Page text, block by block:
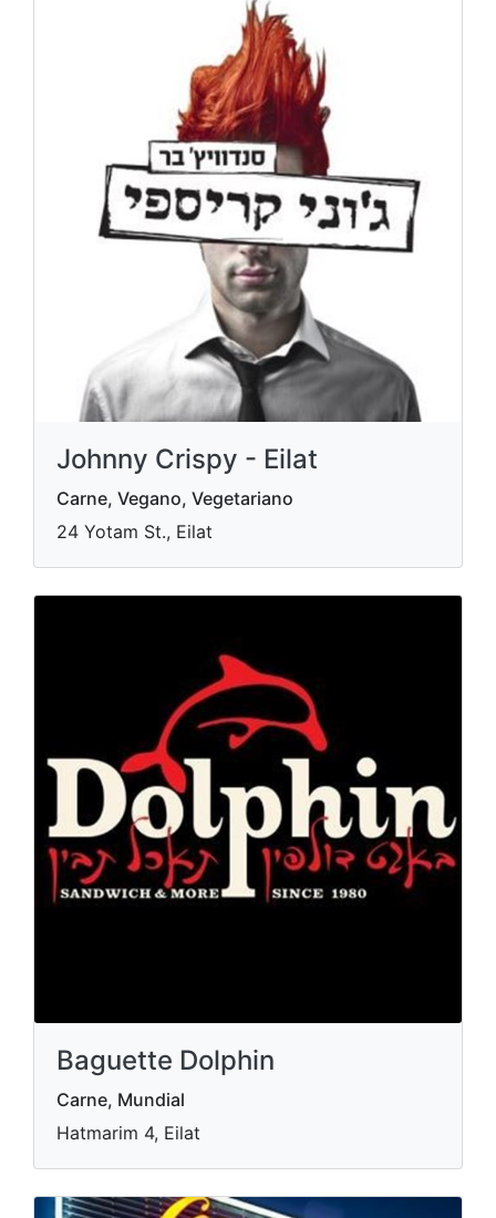
Johnny Crispy - Eilat
Carne, Vegano, Vegetariano
24 Yotam St., Eilat
Baguette Dolphin
Carne, Mundial
Hatmarim 4, Eilat